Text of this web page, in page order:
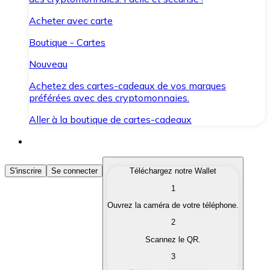
Acheter avec carte
Boutique - Cartes
Nouveau
Achetez des cartes-cadeaux de vos marques
préférées avec des cryptomonnaies.
Aller à la boutique de cartes-cadeaux
Acheter des Cryptomonnaies
Achetez les cryptomonnaies qui vous intéressent
Convertissez vos cryptomonnaies en monnaie
S'inscrire Se connecter
Téléchargez notre Wallet
1
Ouvrez la caméra de votre téléphone.
2
Scannez le QR.
3